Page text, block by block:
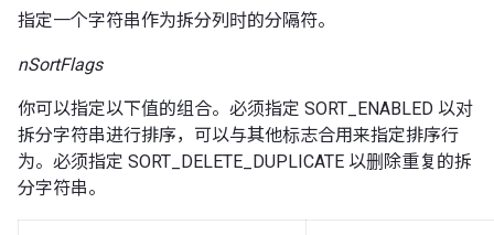
指定一个字符串作为拆分列时的分隔符。
nSortFlags
你可以指定以下值的组合。必须指定 SORT_ENABLED 以对
拆分字符串进行排序，可以与其他标志合用来指定排序行
为。必须指定 SORT_DELETE_DUPLICATE 以删除重复的拆
分字符串。